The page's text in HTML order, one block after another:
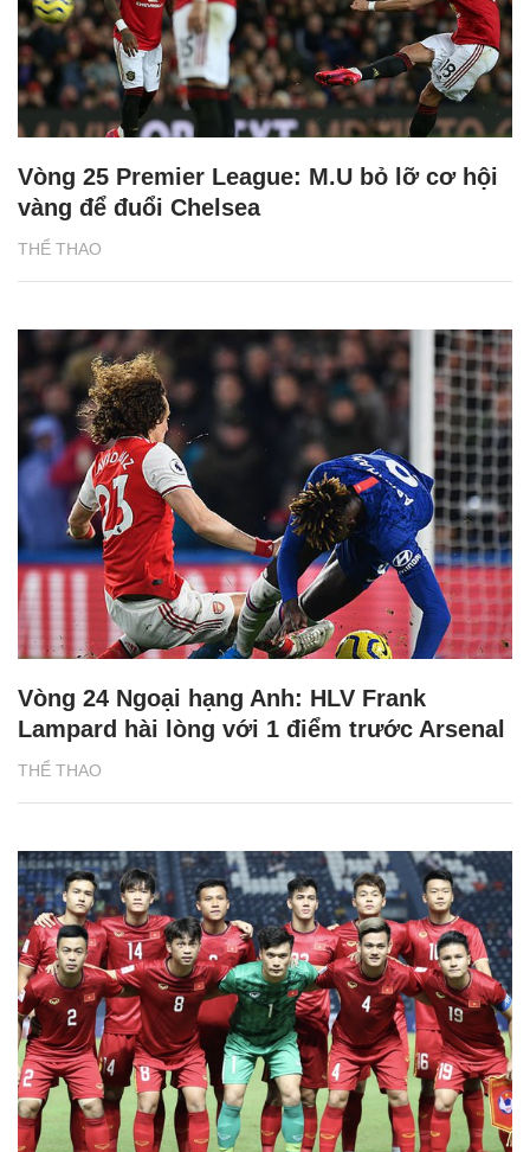
THỂ THAO
Vòng 25 Premier League: M.U bỏ lỡ cơ hội
vàng để đuổi Chelsea
THỂ THAO
Vòng 24 Ngoại hạng Anh: HLV Frank
Lampard hài lòng với 1 điểm trước Arsenal